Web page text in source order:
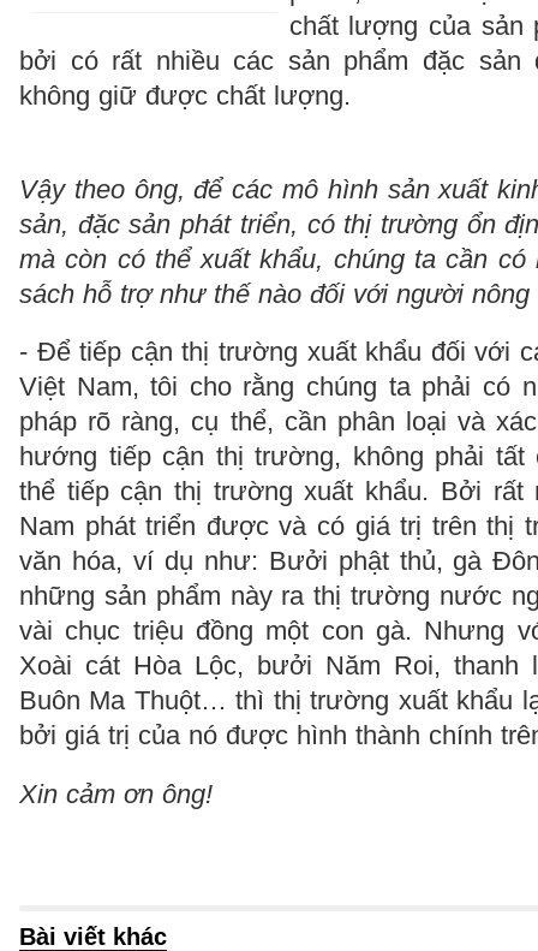
chất lượng của sản
bởi có rất nhiều các sản phẩm đặc sản
không giữ được chất lượng.
Vậy theo ông, để các mô hình sản xuất
sản, đặc sản phát triển, có thị trường ổn
mà còn có thể xuất khẩu, chúng ta cần
sách hỗ trợ như thế nào đối với người nông
- Để tiếp cận thị trường xuất khẩu đối với
Việt Nam, tôi cho rằng chúng ta phải có
pháp rõ ràng, cụ thể, cần phân loại và
hướng tiếp cận thị trường, không phải tất
thể tiếp cận thị trường xuất khẩu. Bởi rất
Nam phát triển được và có giá trị trên thị
văn hóa, ví dụ như: Bưởi phật thủ, gà
những sản phẩm này ra thị trường nước
vài chục triệu đồng một con gà. Nhưng
Xoài cát Hòa Lộc, bưởi Năm Roi, thanh
Buôn Ma Thuột… thì thị trường xuất khẩu
bởi giá trị của nó được hình thành chính
Xin cảm ơn ông!
Bài viết khác